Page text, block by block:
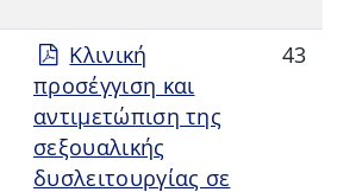
Κλινική
προσέγγιση και
αντιμετώπιση της
σεξουαλικής
δυσλειτουργίας σε
43